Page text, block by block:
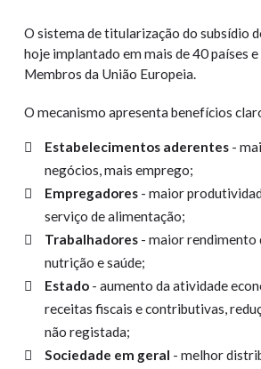
O sistema de titularização do subsídio
hoje implantado em mais de 40 países
Membros da União Europeia.
O mecanismo apresenta benefícios
Estabelecimentos aderentes-
negócios, mais emprego;
Empregadores- maior
serviço de alimentação;
Trabalhadores- maior rendimento
nutrição e saúde;
Estado- aumento da atividade
receitas fiscais e contributivas,
não registada;
Sociedade em geral - melhor